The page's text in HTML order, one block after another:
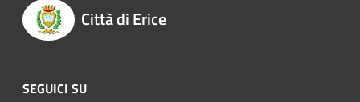
Città di Erice
SEGUICI SU